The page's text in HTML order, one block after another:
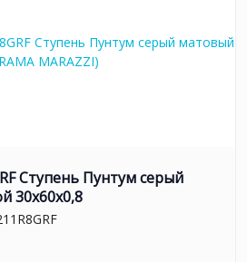
Ступень Пунтум серый
30x60x0,8